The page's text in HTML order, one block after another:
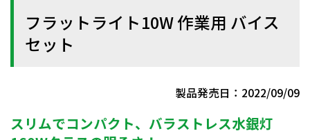
フラットライト10W 作業用 バイス
セット
製品発売日：2022/09/09
スリムでコンパクト、バラストレス水銀灯